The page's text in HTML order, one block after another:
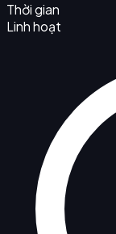
Thời gian
Linh hoạt